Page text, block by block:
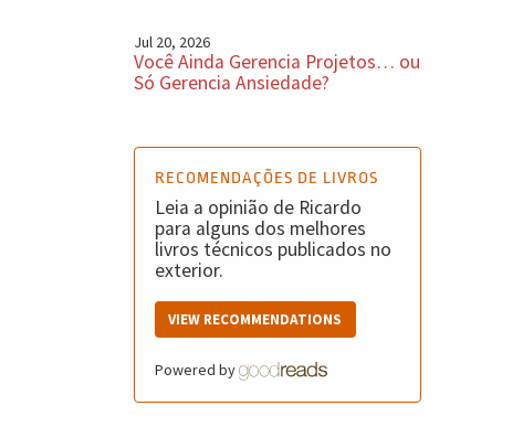
Jul 20, 2026
Você Ainda Gerencia Projetos… ou
Só Gerencia Ansiedade?
RECOMENDAÇÕES DE LIVROS
Leia a opinião de Ricardo
para alguns dos melhores
livros técnicos publicados no
exterior.
VIEW RECOMMENDATIONS
Powered by